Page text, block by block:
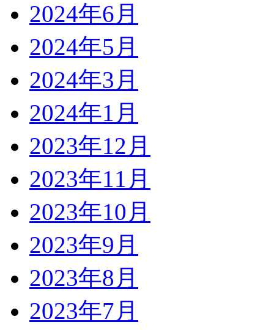
2024年6月
2024年5月
2024年3月
2024年1月
2023年12月
2023年11月
2023年10月
2023年9月
2023年8月
2023年7月